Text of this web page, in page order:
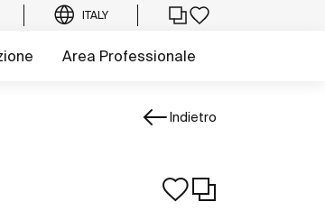
ITALY
Area Professionale
Indietro